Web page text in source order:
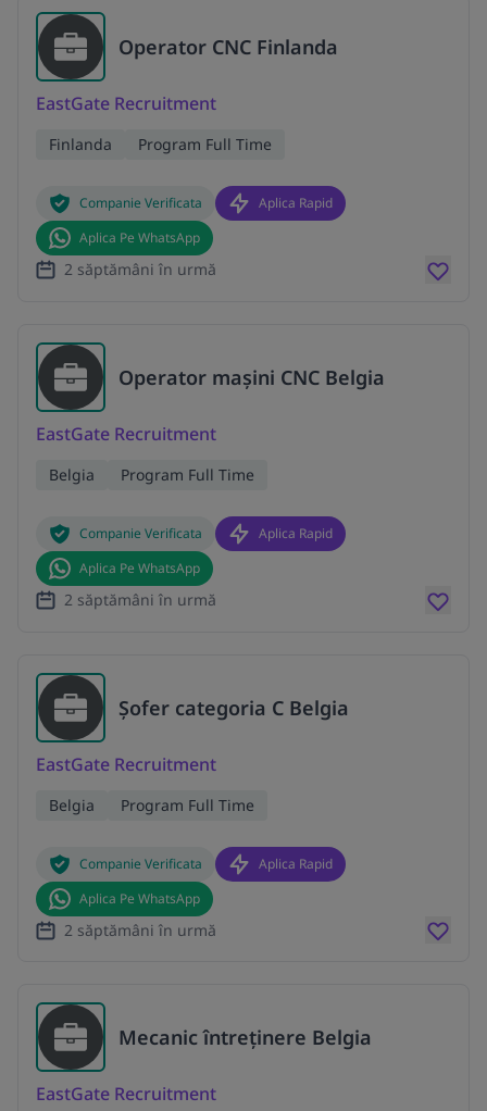
Operator CNC Finlanda
EastGate Recruitment
Finlanda Program Full Time
Companie Verificata
Aplica Rapid
Aplica Pe WhatsApp
2 săptămâni în urmă
Operator mașini CNC Belgia
EastGate Recruitment
Belgia Program Full Time
Companie Verificata
Aplica Rapid
Aplica Pe WhatsApp
2 săptămâni în urmă
Șofer categoria C Belgia
EastGate Recruitment
Belgia Program Full Time
Companie Verificata
Aplica Rapid
Aplica Pe WhatsApp
2 săptămâni în urmă
Mecanic întreținere Belgia
EastGate Recruitment